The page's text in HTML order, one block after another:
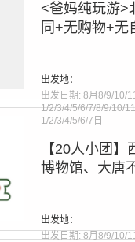
<爸妈纯玩游>
同+无购物+无
line 275
出发地：
出发日期: 8月8/9/10/
1/2/3/4/5/6/7/8/9/10/
1/2/3/4/5/6/7日
【20人小团
博物馆、大唐
line275
出发地：
出发日期: 8月8/9/10/